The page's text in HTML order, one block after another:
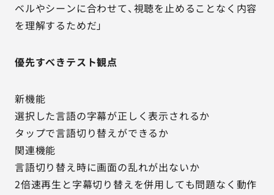
ベルやシーンに合わせて、視聴を止めることなく内容
を理解するためだ」
優先すべきテスト観点
新機能
選択した言語の字幕が正しく表示されるか
タップで言語切り替えができるか
関連機能
言語切り替え時に画面の乱れが出ないか
2倍速再生と字幕切り替えを併用しても問題なく動作